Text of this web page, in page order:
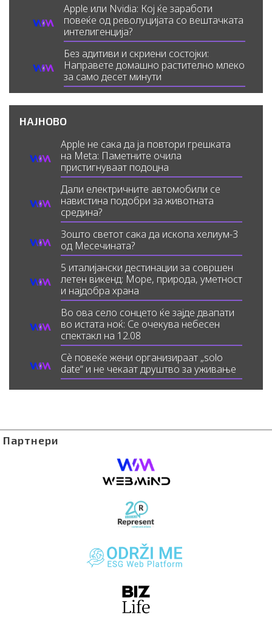
Apple или Nvidia: Кој ќе заработи
повеќе од револуцијата со вештачката
интелигенција?
Без адитиви и скриени состојки:
Направете домашно растително млеко
за само десет минути
НАЈНОВО
Apple не сака да ја повтори грешката
на Meta: Паметните очила
пристигнуваат подоцна
Дали електричните автомобили се
навистина подобри за животната
средина?
Зошто светот сака да ископа хелиум-3
од Месечината?
5 италијански дестинации за совршен
летен викенд: Море, природа, уметност
и најдобра храна
Во ова село сонцето ќе зајде двапати
во истата ноќ: Се очекува небесен
спектакл на 12.08
Сè повеќе жени организираат „solo
date“ и не чекаат друштво за уживање
Партнери